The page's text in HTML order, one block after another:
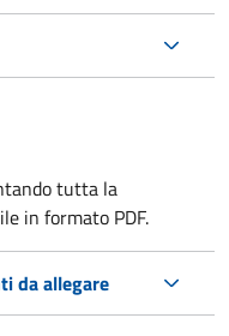
tutta la
in formato PDF.
da allegare